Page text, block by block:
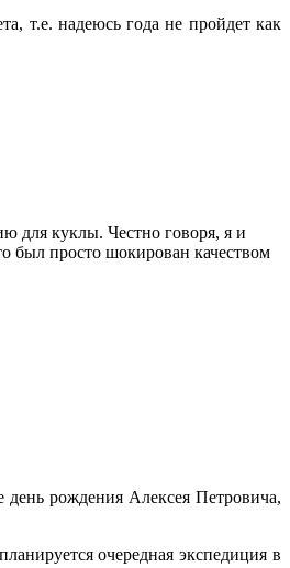
т.е. надеюсь года не пройдет как
для куклы. Честно говоря, я и
был просто шокирован качеством
рождения Алексея Петровича,
очередная экспедиция в